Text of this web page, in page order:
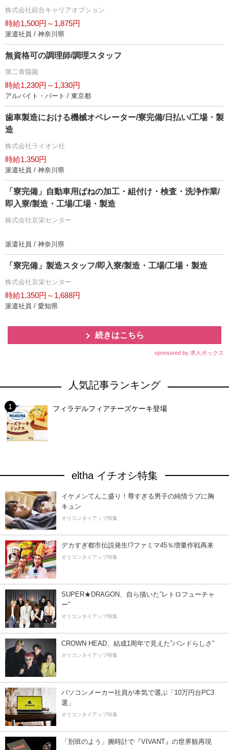
株式会社綜合キャリアオプション
時給1,500円～1,875円
派遣社員 / 神奈川県
無資格可の調理師/調理スタッフ
第二青陽園
時給1,230円～1,330円
アルバイト・パート / 東京都
歯車製造における機械オペレーター/寮完備/日払い/工場・製
造
株式会社ライオン社
時給1,350円
派遣社員 / 神奈川県
「寮完備」自動車用ばねの加工・組付け・検査・洗浄作業/
即入寮/製造・工場/工場・製造
株式会社京栄センター
派遣社員 / 神奈川県
「寮完備」製造スタッフ/即入寮/製造・工場/工場・製造
株式会社京栄センター
時給1,350円～1,688円
派遣社員 / 愛知県
続きはこちら
sponsored by 求人ボックス
人気記事ランキング
フィラデルフィアチーズケーキ登場
eltha イチオシ特集
イケメンてんこ盛り！尊すぎる男子の純情ラブに胸
キュン
オリコンタイアップ特集
デカすぎ都市伝説発生!?ファミマ45％増量作戦再来
オリコンタイアップ特集
SUPER★DRAGON、自ら描いた”レトロフューチャ
ー”
オリコンタイアップ特集
CROWN HEAD、結成1周年で見えた”バンドらしさ”
オリコンタイアップ特集
パソコンメーカー社員が本気で選ぶ「10万円台PC3
選」
オリコンタイアップ特集
「別班のよう」腕時計で『VIVANT』の世界観再現